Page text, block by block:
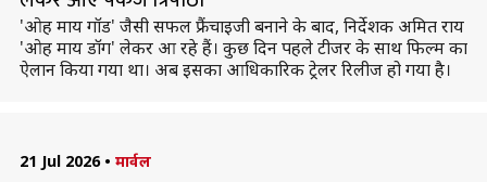
'ओह माय गॉड' जैसी सफल फ्रैंचाइजी बनाने के बाद, निर्देशक अमित राय
'ओह माय डॉग' लेकर आ रहे हैं। कुछ दिन पहले टीजर के साथ फिल्म का
ऐलान किया गया था। अब इसका आधिकारिक ट्रेलर रिलीज हो गया है।
21 Jul 2026 • मार्वल